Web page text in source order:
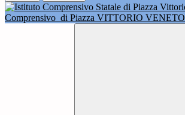
Comprensivo di Piazza VITTORIO VENETO